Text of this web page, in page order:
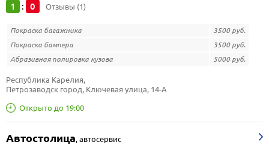
1 : 0 Отзывы (1)
Покраска багажника
3500 руб.
Покраска бампера
3500 руб.
Абразивная полировка кузова
5000 руб.
Открыто до 19:00
Республика Карелия,
Петрозаводск город, Ключевая улица, 14-А
Автостолица,автосервис